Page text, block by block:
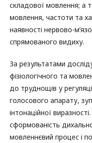
складової мовлення; а
мовлення, частоти та
наявності нервово-
спрямованого видиху.
За результатами
фізіологічного та
до труднощів у
голосового апарату,
інтонаційної
сформованість
мовленнєвий процес і